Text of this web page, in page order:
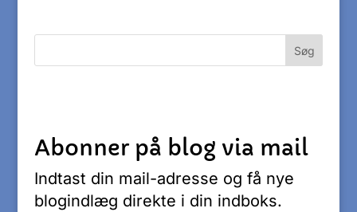
Abonner på blog via mail
Indtast din mail-adresse og få nye
blogindlæg direkte i din indboks.